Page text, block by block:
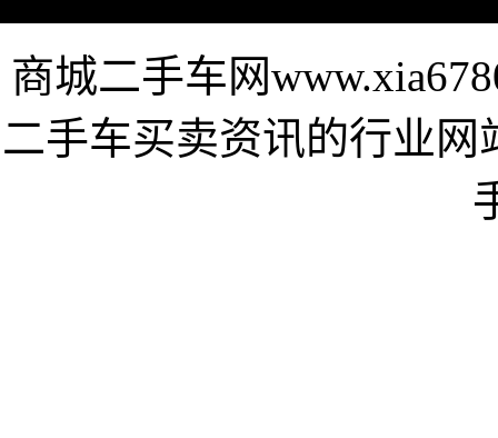
商城二手车网
二手车买卖资讯的行业